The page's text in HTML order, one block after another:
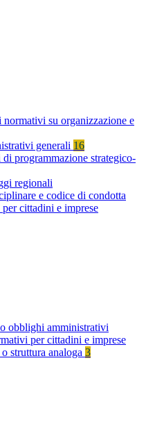
su organizzazione e
generali 16
programmazione strategico-
regionali
e codice di condotta
cittadini e imprese
obblighi amministrativi
per cittadini e imprese
struttura analoga 3